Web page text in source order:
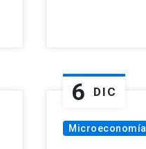
6 DIC